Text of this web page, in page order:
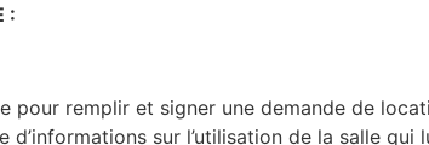
:
pour remplir et signer une demande de
d’informations sur l’utilisation de la salle qui